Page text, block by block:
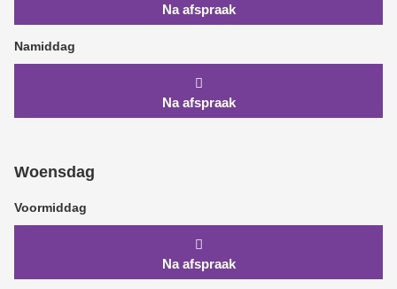
Na afspraak
Namiddag
Na afspraak
Woensdag
Voormiddag
Na afspraak